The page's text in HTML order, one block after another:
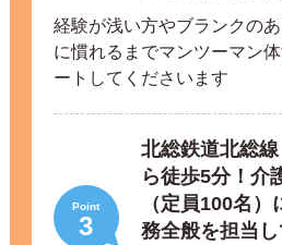
経験が浅い方やブランクの
に慣れるまでマンツーマン
ートしてくださいます
Point
3
北総鉄道北総
ら徒歩5分！介
（定員100名
務全般を担当